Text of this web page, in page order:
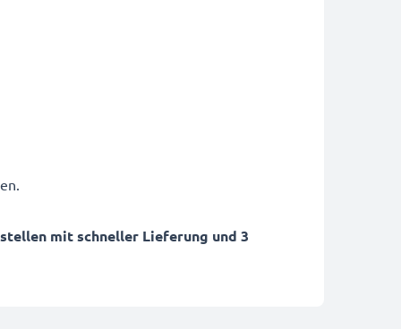
mit schneller Lieferung und 3